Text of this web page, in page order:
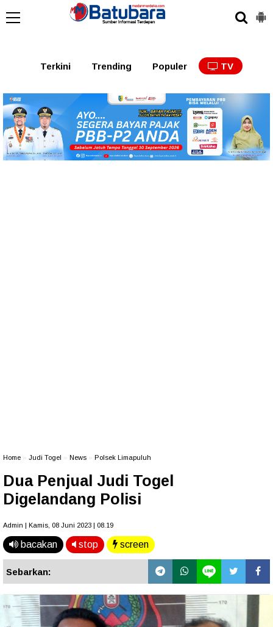
Terkini Trending Populer TV
Home Judi Togel News Polsek Limapuluh
Dua Penjual Judi Togel
Digelandang Polisi
Admin | Kamis, 08 Juni 2023 | 08.19
bacakan stop screen
Sebarkan: